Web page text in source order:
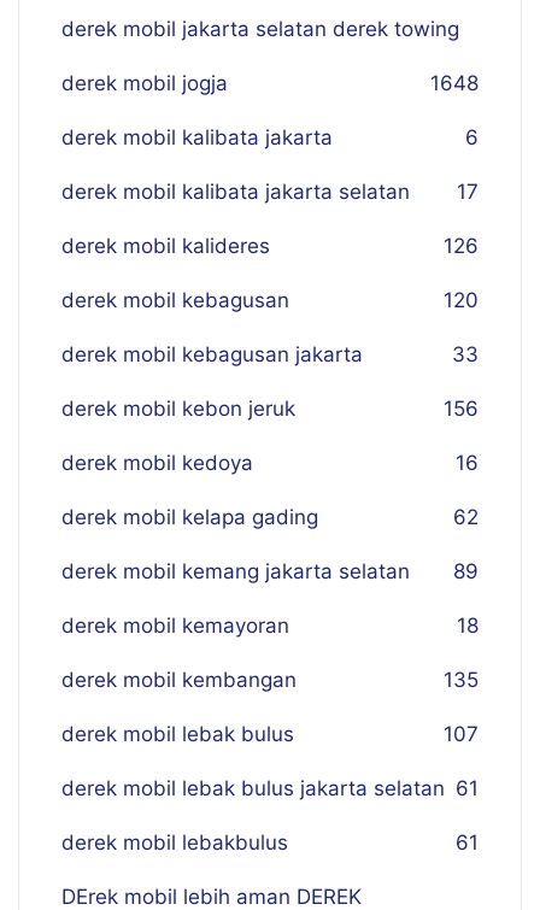
derek mobil jakarta selatan derek towing
48
derek mobil jogja 16
derek mobil kalibata jakarta 6
derek mobil kalibata jakarta selatan 17
derek mobil kalideres 126
derek mobil kebagusan 120
derek mobil kebagusan jakarta 33
derek mobil kebon jeruk 156
derek mobil kedoya 16
derek mobil kelapa gading 62
derek mobil kemang jakarta selatan 89
derek mobil kemayoran 18
derek mobil kembangan 135
derek mobil lebak bulus 107
derek mobil lebak bulus jakarta selatan 61
derek mobil lebakbulus 61
DErek mobil lebih aman DEREK